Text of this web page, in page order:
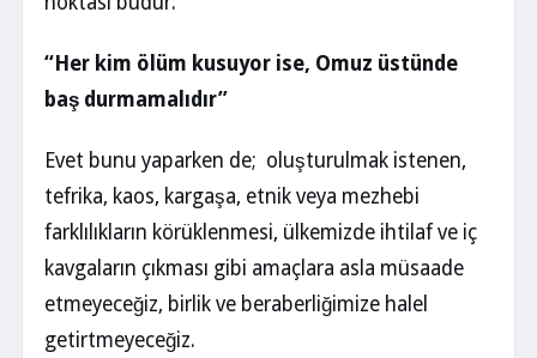
“Her kim ölüm kusuyor ise, Omuz üstünde
baş durmamalıdır”
Evet bunu yaparken de; oluşturulmak istenen,
tefrika, kaos, kargaşa, etnik veya mezhebi
farklılıkların körüklenmesi, ülkemizde ihtilaf ve iç
kavgaların çıkması gibi amaçlara asla müsaade
etmeyeceğiz, birlik ve beraberliğimize halel
getirtmeyeceğiz.